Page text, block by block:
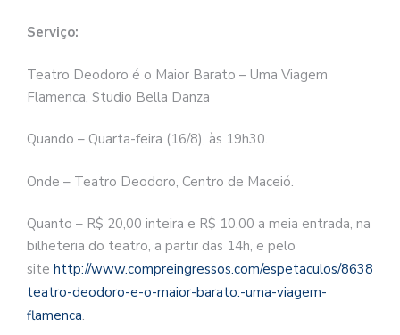
Serviço:
Teatro Deodoro é o Maior Barato – Uma Viagem
Flamenca, Studio Bella Danza
Quando – Quarta-feira (16/8), às 19h30.
Onde – Teatro Deodoro, Centro de Maceió.
Quanto – R$ 20,00 inteira e R$ 10,00 a meia entrada, na
bilheteria do teatro, a partir das 14h, e pelo
site http://www.compreingressos.com/espetaculos/8638-
teatro-deodoro-e-o-maior-barato:-uma-viagem-
flamenca.